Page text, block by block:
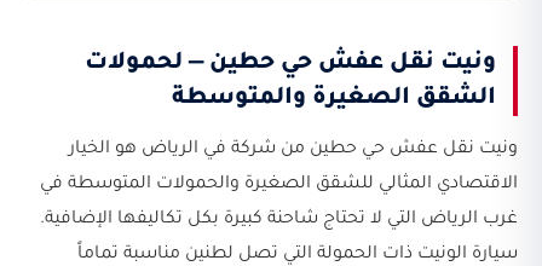
ونيت نقل عفش حي حطين — لحمولات
الشقق الصغيرة والمتوسطة
ونيت نقل عفش حي حطين من شركة في الرياض هو الخيار
الاقتصادي المثالي للشقق الصغيرة والحمولات المتوسطة في
غرب الرياض التي لا تحتاج شاحنة كبيرة بكل تكاليفها الإضافية.
سيارة الونيت ذات الحمولة التي تصل لطنين مناسبة تماماً